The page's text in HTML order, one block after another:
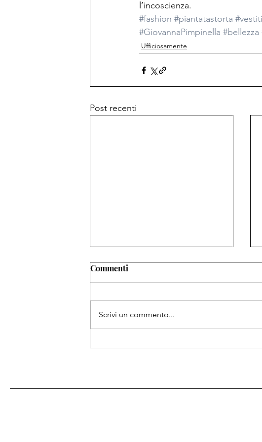
l’incoscienza.
#fashion #piantatastorta #vestiti
#GiovannaPimpinella #bellezza
Ufficiosamente
Post recenti
Alla ricerca del compagno
Commenti
Scrivi un commento...